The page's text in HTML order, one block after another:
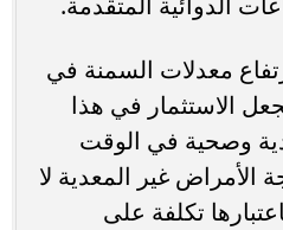
معدلات السمنة في
الاستثمار في هذا
وصحية في الوقت
غير المعدية لا
تكلفة على